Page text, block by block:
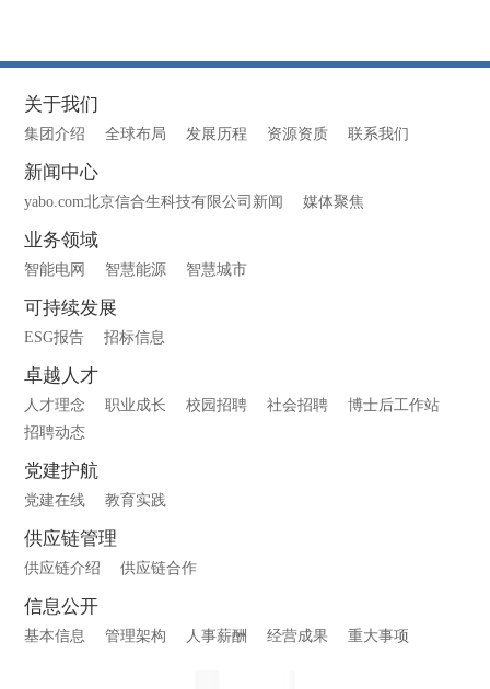
关于我们
集团介绍 全球布局 发展历程 资源资质 联系我们
新闻中心
yabo.com北京信合生科技有限公司新闻 媒体聚焦
业务领域
智能电网 智慧能源 智慧城市
可持续发展
ESG报告 招标信息
卓越人才
人才理念 职业成长 校园招聘 社会招聘
博士后工作站
招聘动态
党建护航
党建在线 教育实践
供应链管理
供应链介绍 供应链合作
信息公开
基本信息 管理架构 人事薪酬 经营成果 重大事项